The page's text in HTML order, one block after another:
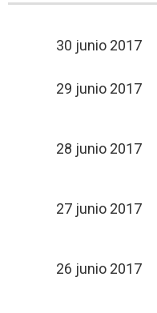
30 junio 2017
29 junio 2017
28 junio 2017
27 junio 2017
26 junio 2017